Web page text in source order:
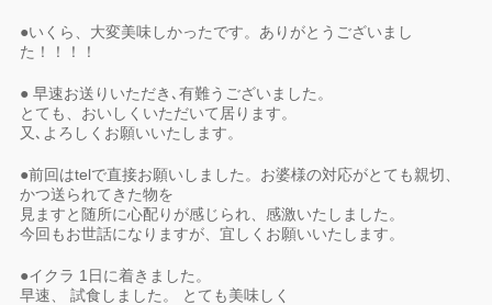
●いくら、大変美味しかったです。ありがとうございまし
た！！！！
● 早速お送りいただき､有難うございました。
とても、おいしくいただいて居ります。
又､よろしくお願いいたします。
●前回はtelで直接お願いしました。お婆様の対応がとても親切、
かつ送られてきた物を
見ますと随所に心配りが感じられ、感激いたしました。
今回もお世話になりますが、宜しくお願いいたします。
●イクラ 1日に着きました。
早速、 試食しました。 とても美味しく